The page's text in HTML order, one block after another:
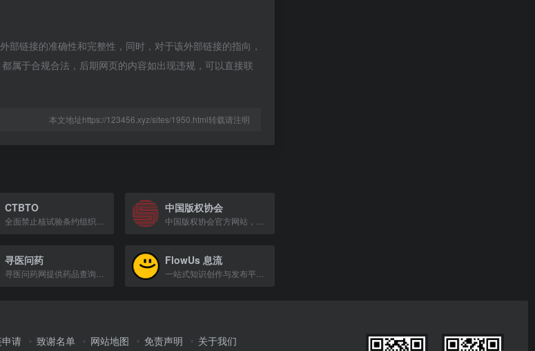
链接的准确性和完整性，同时，对于该外部链接的指向，
属于合规合法，后期网页的内容如出现违规，可以直接联
本文地址https://123456.xyz/sites/1950.html转载请注明
CTBTO 中国版权协会
寻医问药 FlowUs 息流
请 致谢名单 网站地图 免责声明 关于我们